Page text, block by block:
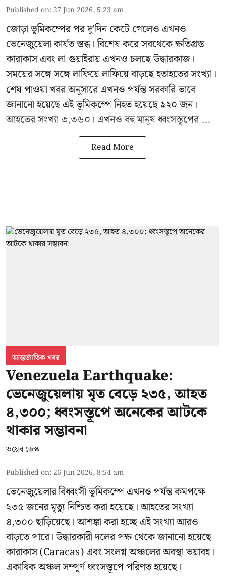
Published on: 27 Jun 2026, 5:23 am
জোড়া ভূমিকম্পের পর দু’দিন কেটে গেলেও এখনও
ভেনেজুয়েলাকার্যত স্তব্ধ। বিশেষ করে সবথেকে ক্ষতিগ্রস্ত
কারাকাস এবং লা গুয়াইরায় এখনও চলছে উদ্ধারকাজ।
সময়ের সঙ্গে সঙ্গে লাফিয়ে লাফিয়ে বাড়ছে হতাহতের সংখ্যা।
শেষ পাওয়া খবর অনুসারে এখনও পর্যন্ত সরকারি ভাবে
জানানো হয়েছে এই ভূমিকম্পে নিহত হয়েছে ৯২০ জন।
আহতের সংখ্যা ৩,৩৬০। এখনও বহু মানুষ ধ্বংসস্তূপের ...
Read More
আন্তর্জাতিক খবর
Venezuela Earthquake:
ভেনেজুয়েলায় মৃত বেড়ে ২৩৫, আহত
৪,৩০০; ধ্বংসস্তূপে অনেকের আটকে
থাকার সম্ভাবনা
ওয়েব ডেস্ক
Published on: 26 Jun 2026, 8:54 am
ভেনেজুয়েলার বিধ্বংসীভূমিকম্পেএখনও পর্যন্ত কমপক্ষে
২৩৫ জনের মৃত্যু নিশ্চিত করা হয়েছে। আহতের সংখ্যা
৪,৩০০ ছাড়িয়েছে। আশঙ্কা করা হচ্ছে এই সংখ্যা আরও
বাড়তে পারে। উদ্ধারকারী দলের পক্ষ থেকে জানানো হয়েছে
কারাকাস (Caracas) এবং সংলগ্ন অঞ্চলের অবস্থা ভয়াবহ।
একাধিক অঞ্চল সম্পূর্ণ ধ্বংসস্তূপে পরিণত হয়েছে।